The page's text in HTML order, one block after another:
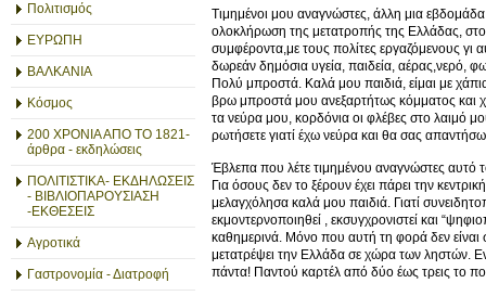
Πολιτισμός
ΕΥΡΩΠΗ
ΒΑΛΚΑΝΙΑ
Κόσμος
200 ΧΡΟΝΙΑ ΑΠΟ ΤΟ 1821-
άρθρα - εκδηλώσεις
ΠΟΛΙΤΙΣΤΙΚΑ- ΕΚΔΗΛΩΣΕΙΣ
- ΒΙΒΛΙΟΠΑΡΟΥΣΙΑΣΗ
-ΕΚΘΕΣΕΙΣ
Αγροτικά
Γαστρονομία - Διατροφή
Τιμημένοι μου αναγνώστες, άλλη μια
ολοκλήρωση της μετατροπής της Ελλάδας, στο
συμφέροντα,με τους πολίτες εργαζόμενους γι
δωρεάν δημόσια υγεία, παιδεία, αέρας,νερό,
Πολύ μπροστά. Καλά μου παιδιά, είμαι με
βρω μπροστά μου ανεξαρτήτως κόμματος και
τα νεύρα μου, κορδόνια οι φλέβες στο λαιμό
ρωτήσετε γιατί έχω νεύρα και θα σας
Έβλεπα που λέτε τιμημένου αναγνώστες αυτό
Για όσους δεν το ξέρουν έχει πάρει την
μελαγχόλησα καλά μου παιδιά. Γιατί
εκμοντερνοποιηθεί , εκσυγχρονιστεί και
καθημερινά. Μόνο που αυτή τη φορά δεν
μετατρέψει την Ελλάδα σε χώρα των ληστών.
πάντα! Παντού καρτέλ από δύο έως τρεις το